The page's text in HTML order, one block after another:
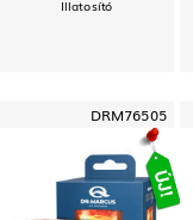
Illatosító
DRM76505